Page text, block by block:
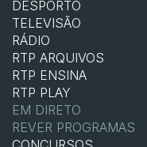
DESPORTO
TELEVISÃO
RÁDIO
RTP ARQUIVOS
RTP ENSINA
RTP PLAY
EM DIRETO
REVER PROGRAMAS